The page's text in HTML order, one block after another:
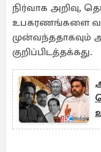
நிர்வாக அறிவு,
உபகரணங்களை
முன்வந்ததாகவும்
குறிப்பிடத்தக்கது.